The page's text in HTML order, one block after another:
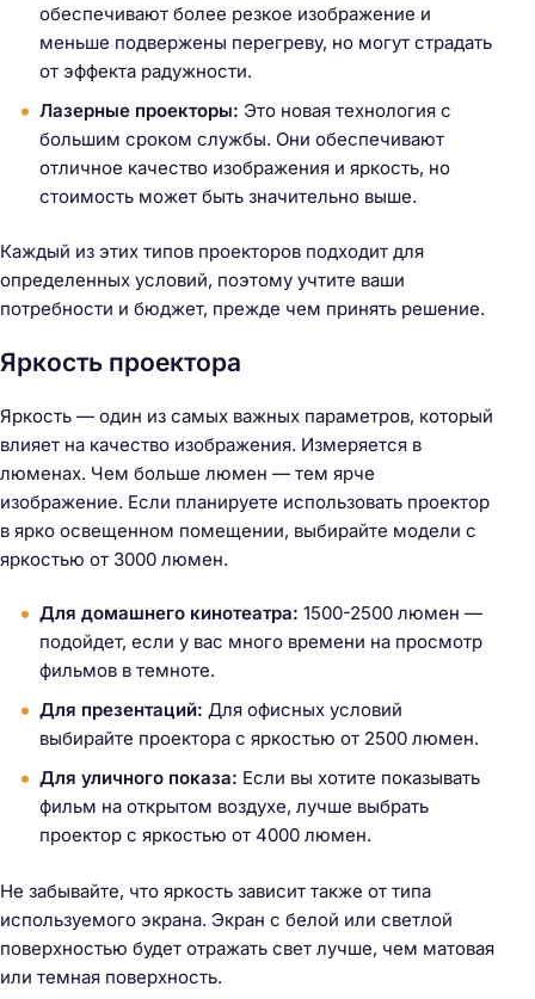
обеспечивают более резкое изображение и
меньше подвержены перегреву, но могут страдать
от эффекта радужности.
Лазерные проекторы: Это новая технология с
большим сроком службы. Они обеспечивают
отличное качество изображения и яркость, но
стоимость может быть значительно выше.
Каждый из этих типов проекторов подходит для
определенных условий, поэтому учтите ваши
потребности и бюджет, прежде чем принять решение.
Яркость проектора
Яркость — один из самых важных параметров, который
влияет на качество изображения. Измеряется в
люменах. Чем больше люмен — тем ярче
изображение. Если планируете использовать проектор
в ярко освещенном помещении, выбирайте модели с
яркостью от 3000 люмен.
Для домашнего кинотеатра: 1500-2500 люмен —
подойдет, если у вас много времени на просмотр
фильмов в темноте.
Для презентаций: Для офисных условий
выбирайте проектора с яркостью от 2500 люмен.
Для уличного показа: Если вы хотите показывать
фильм на открытом воздухе, лучше выбрать
проектор с яркостью от 4000 люмен.
Не забывайте, что яркость зависит также от типа
используемого экрана. Экран с белой или светлой
поверхностью будет отражать свет лучше, чем матовая
или темная поверхность.